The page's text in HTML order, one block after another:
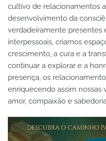
cultivo de relacionamentos
desenvolvimento da
verdadeiramente presentes
interpessoais, criamos
crescimento, a cura e a
continuar a explorar e a
presença, os
enriquecendo assim nossas
amor, compaixão e